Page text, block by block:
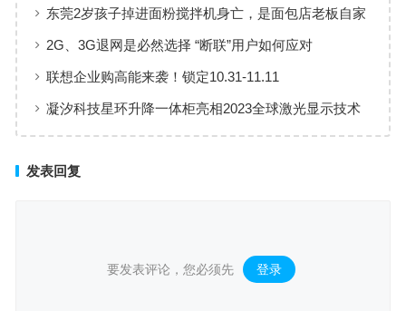
东莞2岁孩子掉进面粉搅拌机身亡，是面包店老板自家
2G、3G退网是必然选择 “断联”用户如何应对
联想企业购高能来袭！锁定10.31-11.11
凝汐科技星环升降一体柜亮相2023全球激光显示技术
发表回复
要发表评论，您必须先 登录 。